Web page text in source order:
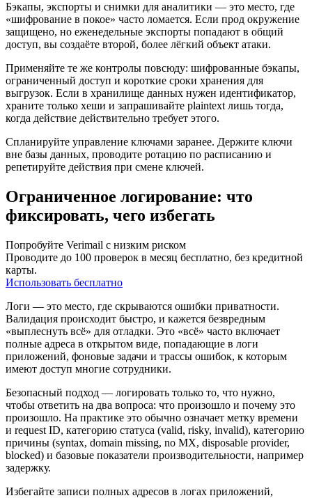
Бэкапы, экспорты и снимки для аналитики — это место, где
«шифрование в покое» часто ломается. Если прод окружение
защищено, но еженедельные экспорты попадают в общий
доступ, вы создаёте второй, более лёгкий объект атаки.
Применяйте те же контролы повсюду: шифрованные бэкапы,
ограниченный доступ и короткие сроки хранения для
выгрузок. Если в хранилище данных нужен идентификатор,
храните только хеши и запрашивайте plaintext лишь тогда,
когда действие действительно требует этого.
Спланируйте управление ключами заранее. Держите ключи
вне базы данных, проводите ротацию по расписанию и
репетируйте действия при смене ключей.
Ограниченное логирование: что
фиксировать, чего избегать
Попробуйте Verimail с низким риском
Проводите до 100 проверок в месяц бесплатно, без кредитной
карты.
Использовать бесплатно
Логи — это место, где скрываются ошибки приватности.
Валидация происходит быстро, и кажется безвредным
«выплеснуть всё» для отладки. Это «всё» часто включает
полные адреса в открытом виде, попадающие в логи
приложений, фоновые задачи и трассы ошибок, к которым
имеют доступ многие сотрудники.
Безопасный подход — логировать только то, что нужно,
чтобы ответить на два вопроса: что произошло и почему это
произошло. На практике это обычно означает метку времени
и request ID, категорию статуса (valid, risky, invalid), категорию
причины (syntax, domain missing, no MX, disposable provider,
blocked) и базовые показатели производительности, например
задержку.
Избегайте записи полных адресов в логах приложений,